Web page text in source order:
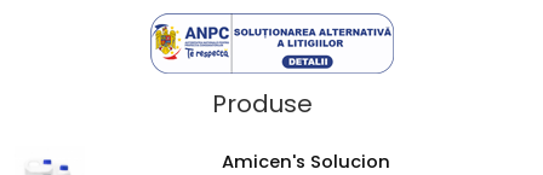
Produse
Amicen's Solucion